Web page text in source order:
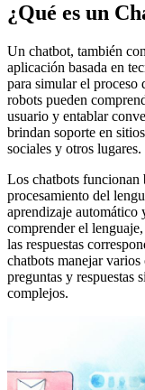
¿Qué es un
Un chatbot, también
aplicación basada en
para simular el proceso
robots pueden
usuario y entablar
brindan soporte en
sociales y otros lugares.
Los chatbots funcionan
procesamiento del
aprendizaje automático
comprender el
las respuestas
chatbots manejar varios
preguntas y respuestas
complejos.